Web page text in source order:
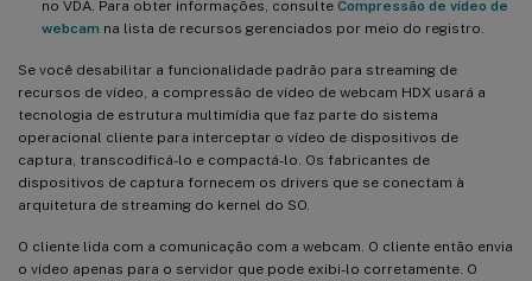
no VDA. Para obter informações, consulte Compressão de vídeo de
webcam na lista de recursos gerenciados por meio do registro.
Se você desabilitar a funcionalidade padrão para streaming de
recursos de vídeo, a compressão de vídeo de webcam HDX usará a
tecnologia de estrutura multimídia que faz parte do sistema
operacional cliente para interceptar o vídeo de dispositivos de
captura, transcodificá-lo e compactá-lo. Os fabricantes de
dispositivos de captura fornecem os drivers que se conectam à
arquitetura de streaming do kernel do SO.
O cliente lida com a comunicação com a webcam. O cliente então envia
o vídeo apenas para o servidor que pode exibi-lo corretamente. O